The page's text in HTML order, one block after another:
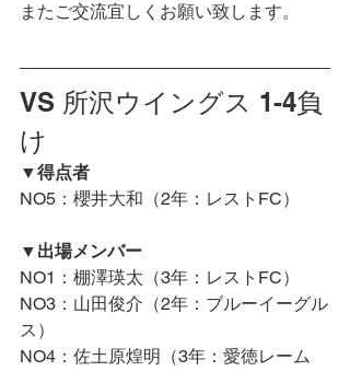
またご交流宜しくお願い致します。
VS 所沢ウイングス 1-4負
け
▼得点者
NO5：櫻井大和（2年：レストFC）
▼出場メンバー
NO1：棚澤瑛太（3年：レストFC）
NO3：山田俊介（2年：ブルーイーグル
ス）
NO4：佐土原煌明（3年：愛徳レーム